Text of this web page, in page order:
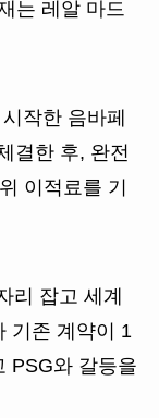
는 레알 마드
작한 음바페
결한 후, 완전
이적료를 기
리 잡고 세계
기존 계약이 1
PSG와 갈등을